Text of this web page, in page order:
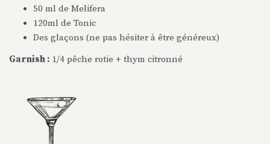
50 ml de Melifera
120ml de Tonic
Des glaçons (ne pas hésiter à être généreux)
Garnish : 1/4 pêche rotie + thym citronné